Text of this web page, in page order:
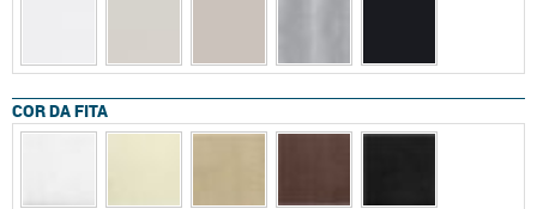
COR DA FITA